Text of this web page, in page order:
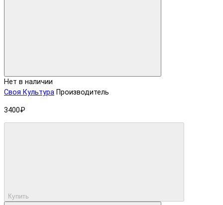
Нет в наличии
Своя Культура Производитель
3400₽
Купить